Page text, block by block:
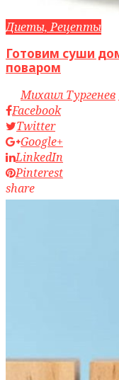
Диеты, Рецепты
Готовим суши
поваром
byМихаил Тургенев
Facebook
Twitter
Google+
LinkedIn
Pinterest
share